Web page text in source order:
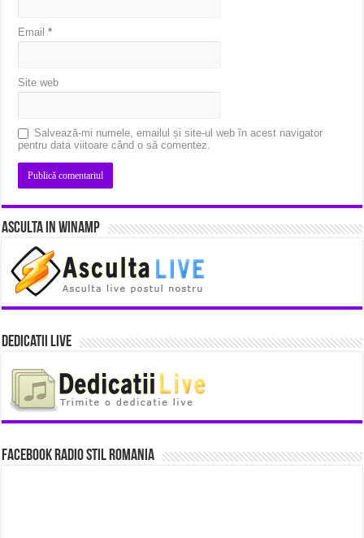
Email*
Site web
Salvează-mi numele, emailul și site-ul web în acest navigator
pentru data viitoare când o să comentez.
Asculta in Winamp
Dedicatii Live
Facebook Radio Stil Romania